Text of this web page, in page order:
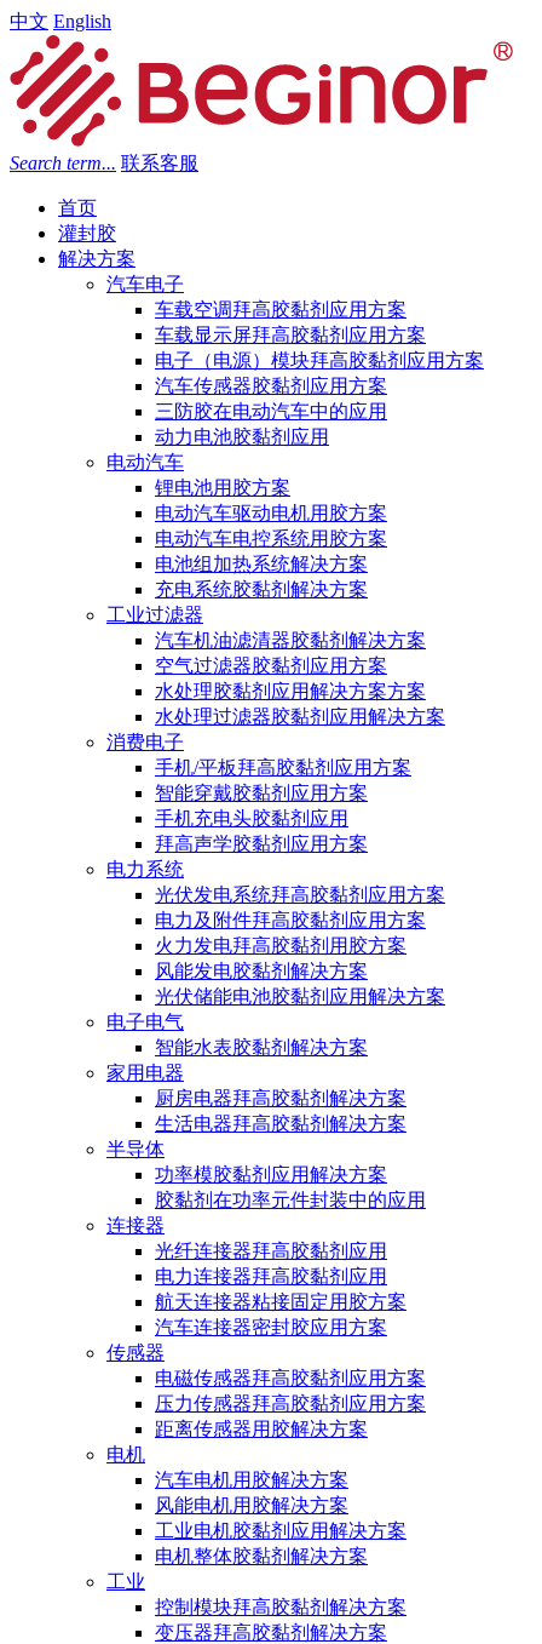
中文 English
Search term... 联系客服
首页
灌封胶
解决方案
汽车电子
车载空调拜高胶黏剂应用方案
车载显示屏拜高胶黏剂应用方案
电子（电源）模块拜高胶黏剂应用方案
汽车传感器胶黏剂应用方案
三防胶在电动汽车中的应用
动力电池胶黏剂应用
电动汽车
锂电池用胶方案
电动汽车驱动电机用胶方案
电动汽车电控系统用胶方案
电池组加热系统解决方案
充电系统胶黏剂解决方案
工业过滤器
汽车机油滤清器胶黏剂解决方案
空气过滤器胶黏剂应用方案
水处理胶黏剂应用解决方案方案
水处理过滤器胶黏剂应用解决方案
消费电子
手机/平板拜高胶黏剂应用方案
智能穿戴胶黏剂应用方案
手机充电头胶黏剂应用
拜高声学胶黏剂应用方案
电力系统
光伏发电系统拜高胶黏剂应用方案
电力及附件拜高胶黏剂应用方案
火力发电拜高胶黏剂用胶方案
风能发电胶黏剂解决方案
光伏储能电池胶黏剂应用解决方案
电子电气
智能水表胶黏剂解决方案
家用电器
厨房电器拜高胶黏剂解决方案
生活电器拜高胶黏剂解决方案
半导体
功率模胶黏剂应用解决方案
胶黏剂在功率元件封装中的应用
连接器
光纤连接器拜高胶黏剂应用
电力连接器拜高胶黏剂应用
航天连接器粘接固定用胶方案
汽车连接器密封胶应用方案
传感器
电磁传感器拜高胶黏剂应用方案
压力传感器拜高胶黏剂应用方案
距离传感器用胶解决方案
电机
汽车电机用胶解决方案
风能电机用胶解决方案
工业电机胶黏剂应用解决方案
电机整体胶黏剂解决方案
工业
控制模块拜高胶黏剂解决方案
变压器拜高胶黏剂解决方案